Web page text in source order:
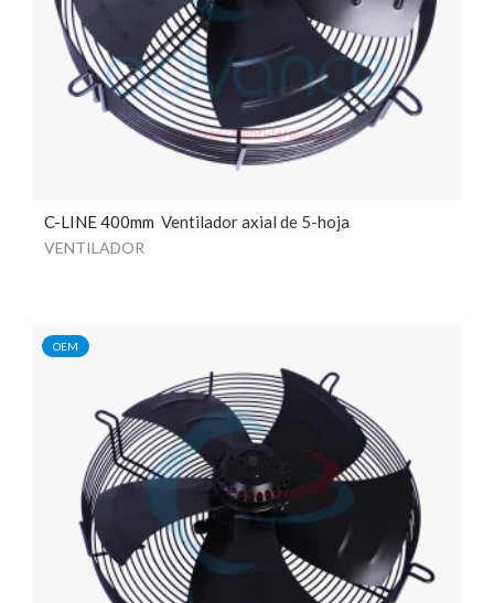
C-LINE 400mm Ventilador axial de 5-hoja
VENTILADOR
OEM